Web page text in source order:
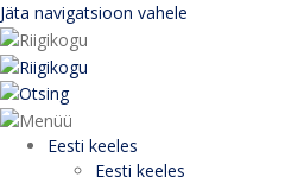
Jäta navigatsioon vahele
Eesti keeles
Eesti keeles